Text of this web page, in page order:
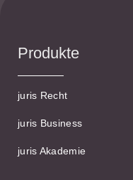
Produkte
juris Recht
juris Business
juris Akademie